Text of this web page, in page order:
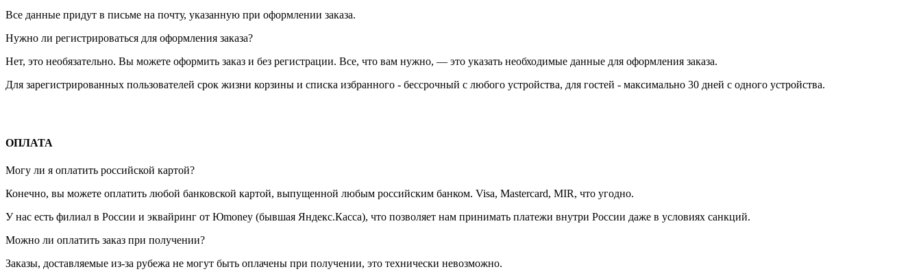
Все данные придут в письме на почту, указанную при оформлении заказа.
Нужно ли регистрироваться для оформления заказа?
Нет, это необязательно. Вы можете оформить заказ и без регистрации. Все, что вам нужно, — это указать необходимые данные для оформления заказа.
Для зарегистрированных пользователей срок жизни корзины и списка избранного - бессрочный с любого устройства, для гостей - максимально 30 дней с одного устройства.
ОПЛАТА
Могу ли я оплатить российской картой?
Конечно, вы можете оплатить любой банковской картой, выпущенной любым российским банком. Visa, Mastercard, MIR, что угодно.
У нас есть филиал в России и эквайринг от Юmoney (бывшая Яндекс.Касса), что позволяет нам принимать платежи внутри России даже в условиях санкций.
Можно ли оплатить заказ при получении?
Заказы, доставляемые из-за рубежа не могут быть оплачены при получении, это технически невозможно.